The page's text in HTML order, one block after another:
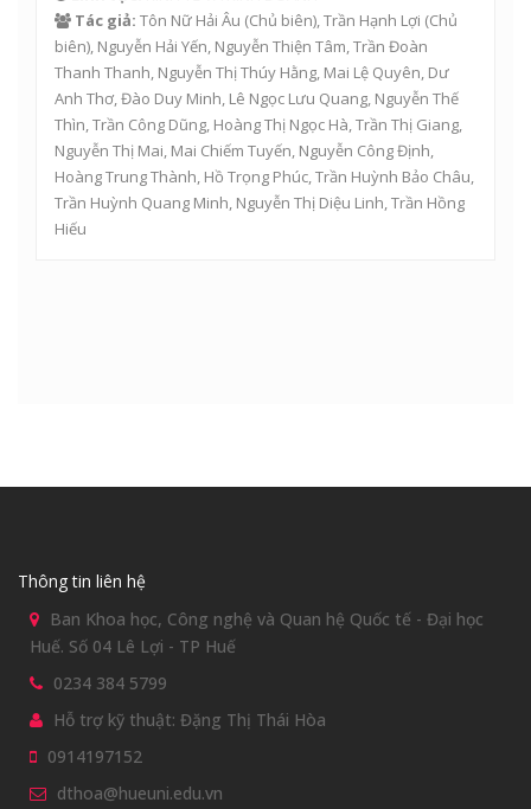
Tác giả: Tôn Nữ Hải Âu (Chủ biên),Trần Hạnh Lợi (Chủ
biên), Nguyễn Hải Yến, Nguyễn Thiện Tâm,Trần Đoàn
Thanh Thanh, Nguyễn Thị Thúy Hằng, Mai Lệ Quyên, Dư
Anh Thơ,Đào Duy Minh, Lê Ngọc Lưu Quang, Nguyễn Thế
Thìn,Trần Công Dũng, Hoàng Thị Ngọc Hà,Trần Thị Giang,
Nguyễn Thị Mai, Mai Chiếm Tuyến, Nguyễn Công Định,
Hoàng Trung Thành, Hồ Trọng Phúc,Trần Huỳnh Bảo Châu,
Trần Huỳnh Quang Minh, Nguyễn Thị Diệu Linh,Trần Hồng
Hiếu
Thông tin liên hệ
Ban Khoa học, Công nghệ và Quan hệ Quốc tế - Đại học
Huế. Số 04 Lê Lợi - TP Huế
0234 384 5799
Hỗ trợ kỹ thuật: Đặng Thị Thái Hòa
0914197152
dthoa@hueuni.edu.vn